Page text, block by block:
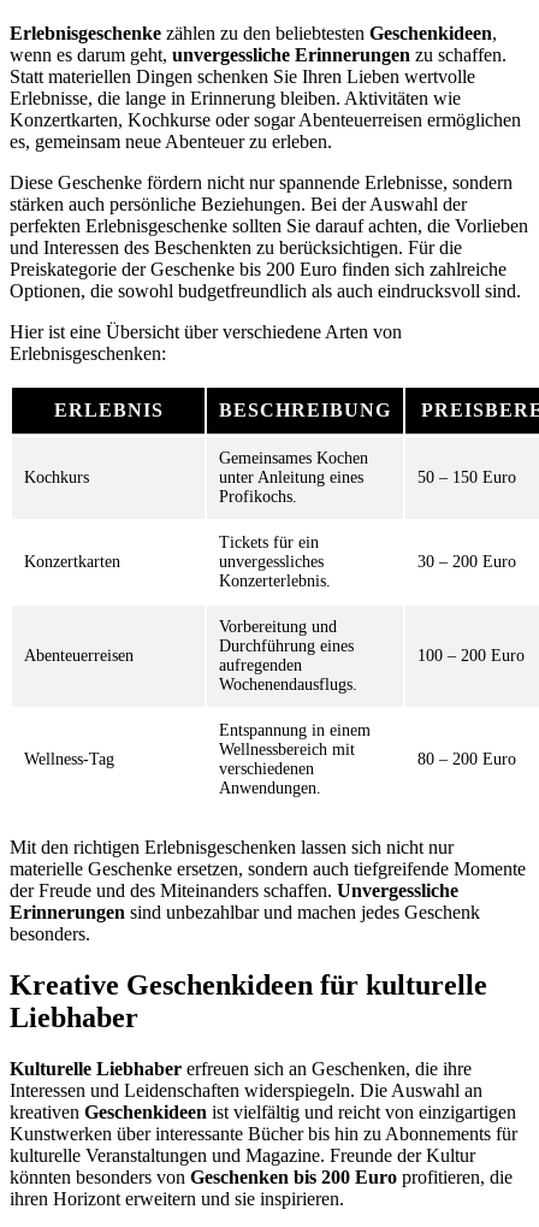
Erlebnisgeschenke zählen zu den beliebtesten Geschenkideen,
wenn es darum geht, unvergessliche Erinnerungen zu schaffen.
Statt materiellen Dingen schenken Sie Ihren Lieben wertvolle
Erlebnisse, die lange in Erinnerung bleiben. Aktivitäten wie
Konzertkarten, Kochkurse oder sogar Abenteuerreisen ermöglichen
es, gemeinsam neue Abenteuer zu erleben.
Diese Geschenke fördern nicht nur spannende Erlebnisse, sondern
stärken auch persönliche Beziehungen. Bei der Auswahl der
perfekten Erlebnisgeschenke sollten Sie darauf achten, die Vorlieben
und Interessen des Beschenkten zu berücksichtigen. Für die
Preiskategorie der Geschenke bis 200 Euro finden sich zahlreiche
Optionen, die sowohl budgetfreundlich als auch eindrucksvoll sind.
Hier ist eine Übersicht über verschiedene Arten von
Erlebnisgeschenken:
ERLEBNIS BESCHREIBUNG
Kochkurs
Gemeinsames Kochen
unter Anleitung eines
Profikochs.
50 – 150 Euro
Konzertkarten
Tickets für ein
unvergessliches
Konzerterlebnis.
30 – 200 Euro
Abenteuerreisen
Vorbereitung und
Durchführung eines
aufregenden
Wochenendausflugs.
100 – 200 Euro
Wellness-Tag
Entspannung in einem
Wellnessbereich mit
verschiedenen
Anwendungen.
80 – 200 Euro
Mit den richtigen Erlebnisgeschenken lassen sich nicht nur
materielle Geschenke ersetzen, sondern auch tiefgreifende Momente
der Freude und des Miteinanders schaffen. Unvergessliche
Erinnerungen sind unbezahlbar und machen jedes Geschenk
besonders.
Kreative Geschenkideen für kulturelle
Liebhaber
Kulturelle Liebhaber erfreuen sich an Geschenken, die ihre
Interessen und Leidenschaften widerspiegeln. Die Auswahl an
kreativen Geschenkideen ist vielfältig und reicht von einzigartigen
Kunstwerken über interessante Bücher bis hin zu Abonnements für
kulturelle Veranstaltungen und Magazine. Freunde der Kultur
könnten besonders von Geschenken bis 200 Euro profitieren, die
ihren Horizont erweitern und sie inspirieren.